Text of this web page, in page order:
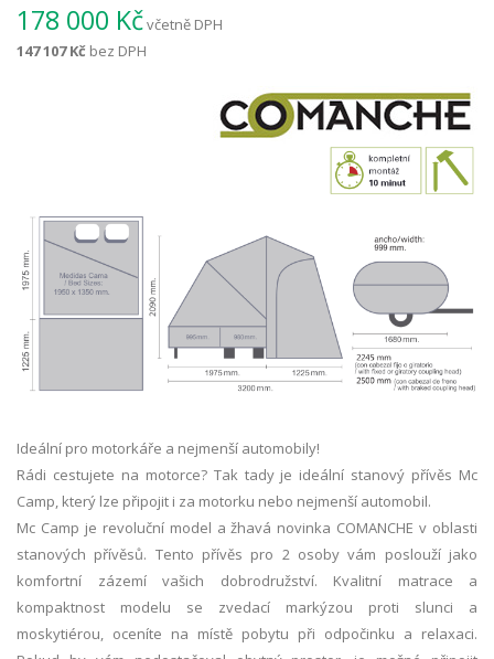
178 000 Kčvčetně DPH
147 107 Kč bez DPH
Ideální pro motorkáře a nejmenší automobily!
Rádi cestujete na motorce? Tak tady je ideální stanový přívěs Mc
Camp, který lze připojit i za motorku nebo nejmenší automobil.
Mc Camp je revoluční model a žhavá novinka COMANCHE v oblasti
stanových přívěsů. Tento přívěs pro 2 osoby vám poslouží jako
komfortní zázemí vašich dobrodružství. Kvalitní matrace a
kompaktnost modelu se zvedací markýzou proti slunci a
moskytiérou, oceníte na místě pobytu při odpočinku a relaxaci.